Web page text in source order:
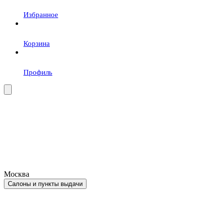
Избранное
Корзина
Профиль
Москва
Салоны и пункты выдачи